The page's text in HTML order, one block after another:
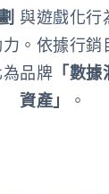
與遊戲化行
。依據行銷
品牌 「數據
資產」
。